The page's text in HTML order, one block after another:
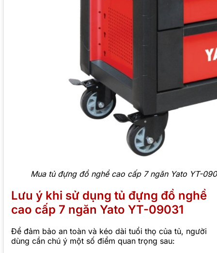
Mua tủ đựng đồ nghề cao cấp 7 ngăn Yato YT-
Lưu ý khi sử dụng tủ đựng đồ nghề
cao cấp 7 ngăn Yato YT-09031
Để đảm bảo an toàn và kéo dài tuổi thọ của tủ, người
dùng cần chú ý một số điểm quan trọng sau: